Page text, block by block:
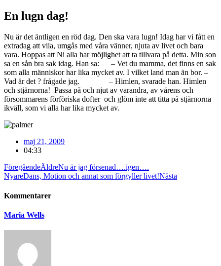
En lugn dag!
Nu är det äntligen en röd dag. Den ska vara lugn! Idag har vi fått en
extradag att vila, umgås med våra vänner, njuta av livet och bara
vara. Hoppas att Ni alla har möjlighet att ta tillvara på detta. Min son
sa en sån bra sak idag. Han sa: – Vet du mamma, det finns en sak
som alla människor har lika mycket av. I vilket land man än bor. –
Vad är det ? frågade jag. – Himlen, svarade han. Himlen
och stjärnorna! Passa på och njut av varandra, av vårens och
försommarens förföriska dofter och glöm inte att titta på stjärnorna
ikväll, som vi alla har lika mycket av.
maj 21, 2009
04:33
FöregåendeÄldreNu är jag försenad….igen….
NyareDans, Motion och annat som förgyller livet!Nästa
Kommentarer
Maria Wells